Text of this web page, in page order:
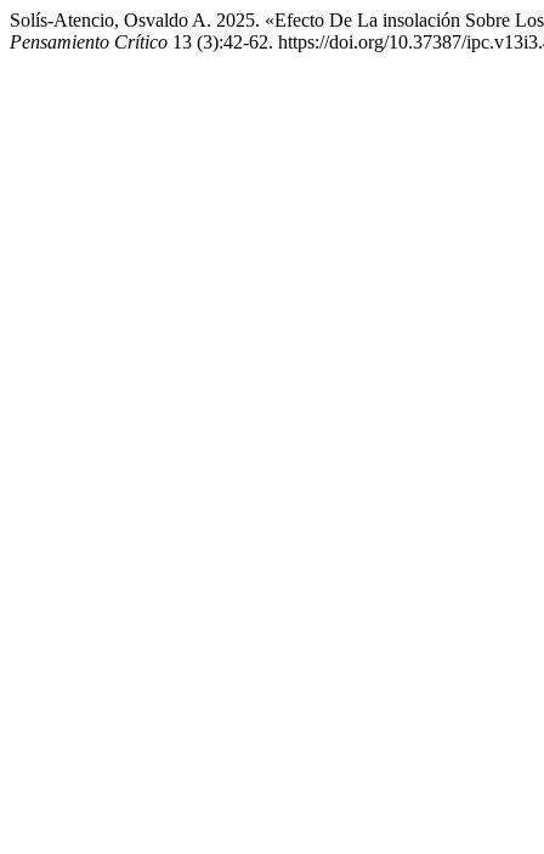
Solís-Atencio, Osvaldo A. 2025. «Efecto De La insolación Sobre
Pensamiento Crítico 13 (3):42-62. https://doi.org/10.37387/